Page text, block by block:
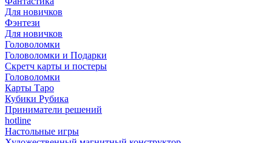
Для новичков
Фэнтези
Для новичков
Головоломки
Головоломки и Подарки
Cкретч карты и постеры
Головоломки
Карты Таро
Кубики Рубика
Приниматели решений
hotline
Настольные игры